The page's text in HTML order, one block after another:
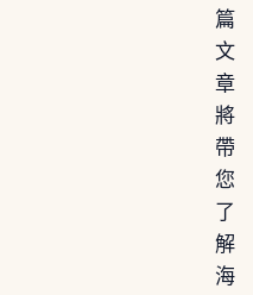
篇
文
章
將
帶
您
了
解
海